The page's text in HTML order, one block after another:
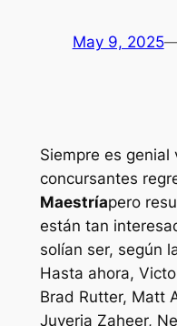
May 9, 2025
Siempre es genial
concursantes
Maestríapero
están tan
solían ser, según
Hasta ahora,
Brad Rutter, Matt
Juveria Zaheer,